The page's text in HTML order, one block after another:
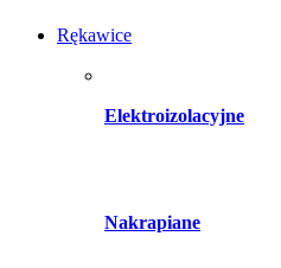
Rękawice
Elektroizolacyjne
Nakrapiane